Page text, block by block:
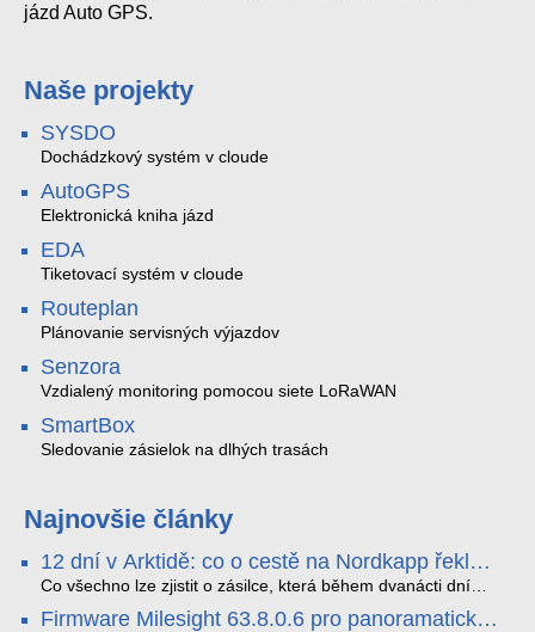
jázd Auto GPS.
Naše projekty
SYSDO
Dochádzkový systém v cloude
AutoGPS
Elektronická kniha jázd
EDA
Tiketovací systém v cloude
Routeplan
Plánovanie servisných výjazdov
Senzora
Vzdialený monitoring pomocou siete LoRaWAN
SmartBox
Sledovanie zásielok na dlhých trasách
Najnovšie články
12 dní v Arktidě: co o cestě na Nordkapp řekla
data ze SMARTBOX 2 MAX
Co všechno lze zjistit o zásilce, která během dvanácti dní
Tromsø přes Lofoty, Kirunu a finské Laponsko až na
Firmware Milesight 63.8.0.6 pro panoramatické